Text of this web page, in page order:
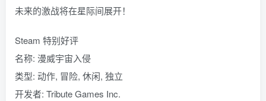
未来的激战将在星际间展开！
Steam 特别好评
名称: 漫威宇宙入侵
类型: 动作, 冒险, 休闲, 独立
开发者: Tribute Games Inc.